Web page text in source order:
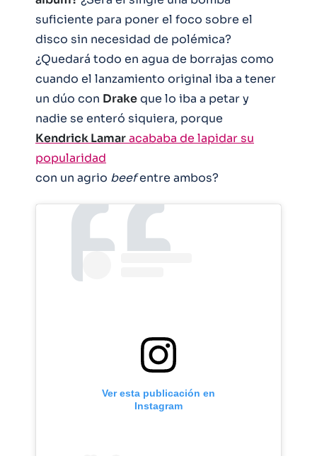
suficiente para poner el foco sobre el
disco sin necesidad de polémica?
¿Quedará todo en agua de borrajas como
cuando el lanzamiento original iba a tener
un dúo con Drakeque lo iba a petar y
nadie se enteró siquiera, porque
Kendrick Lamaracababa de lapidar su
popularidad
con un agrio beefentre ambos?
Ver esta publicación en
Instagram